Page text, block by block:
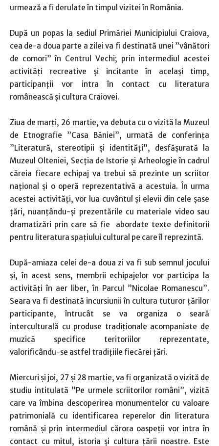
urmează a fi derulate în timpul vizitei în România.
După un popas la sediul Primăriei Municipiului Craiova,
cea de-a doua parte a zilei va fi destinată unei ”vânători
de comori” în Centrul Vechi; prin intermediul acestei
activități recreative și incitante în același timp,
participanții vor intra în contact cu literatura
românească și cultura Craiovei.
Ziua de marți, 26 martie, va debuta cu o vizită la Muzeul
de Etnografie ”Casa Băniei”, urmată de conferința
”Literatură, stereotipii și identități”, desfășurată la
Muzeul Olteniei, Secția de Istorie și Arheologie în cadrul
căreia fiecare echipaj va trebui să prezinte un scriitor
național și o operă reprezentativă a acestuia. În urma
acestei activități, vor lua cuvântul și elevii din cele șase
țări, nuanțându-și prezentările cu materiale video sau
dramatizări prin care să fie abordate texte definitorii
pentru literatura spațiului cultural pe care îl reprezintă.
După-amiaza celei de-a doua zi va fi sub semnul jocului
și, în acest sens, membrii echipajelor vor participa la
activități în aer liber, în Parcul ”Nicolae Romanescu”.
Seara va fi destinată incursiunii în cultura tuturor țărilor
participante, întrucât se va organiza o seară
interculturală cu produse tradiționale acompaniate de
muzică specifice teritoriilor reprezentate,
valorificându-se astfel tradițiile fiecărei țări.
Miercuri și joi, 27 și 28 martie, va fi organizată o vizită de
studiu intitulată ”Pe urmele scriitorilor români”, vizită
care va îmbina descoperirea monumentelor cu valoare
patrimonială cu identificarea reperelor din literatura
română și prin intermediul cărora oaspeții vor intra în
contact cu mitul, istoria și cultura țării noastre. Este